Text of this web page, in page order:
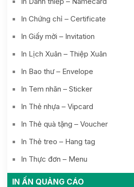
In Chứng chỉ – Certificate
In Giấy mời – Invitation
In Lịch Xuân – Thiệp Xuân
In Bao thư – Envelope
In Tem nhãn – Sticker
In Thẻ nhựa – Vipcard
In Thẻ quà tặng – Voucher
In Thẻ treo – Hang tag
In Thực đơn – Menu
IN ẤN QUẢNG CÁO